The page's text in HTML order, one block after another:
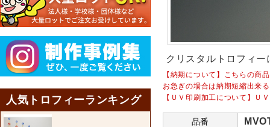
クリスタルトロフィ
【納期について】こちらの商
お急ぎの場合は納期短縮出来
【ＵＶ印刷加工について】Ｕ
品番
人気トロフィーランキング